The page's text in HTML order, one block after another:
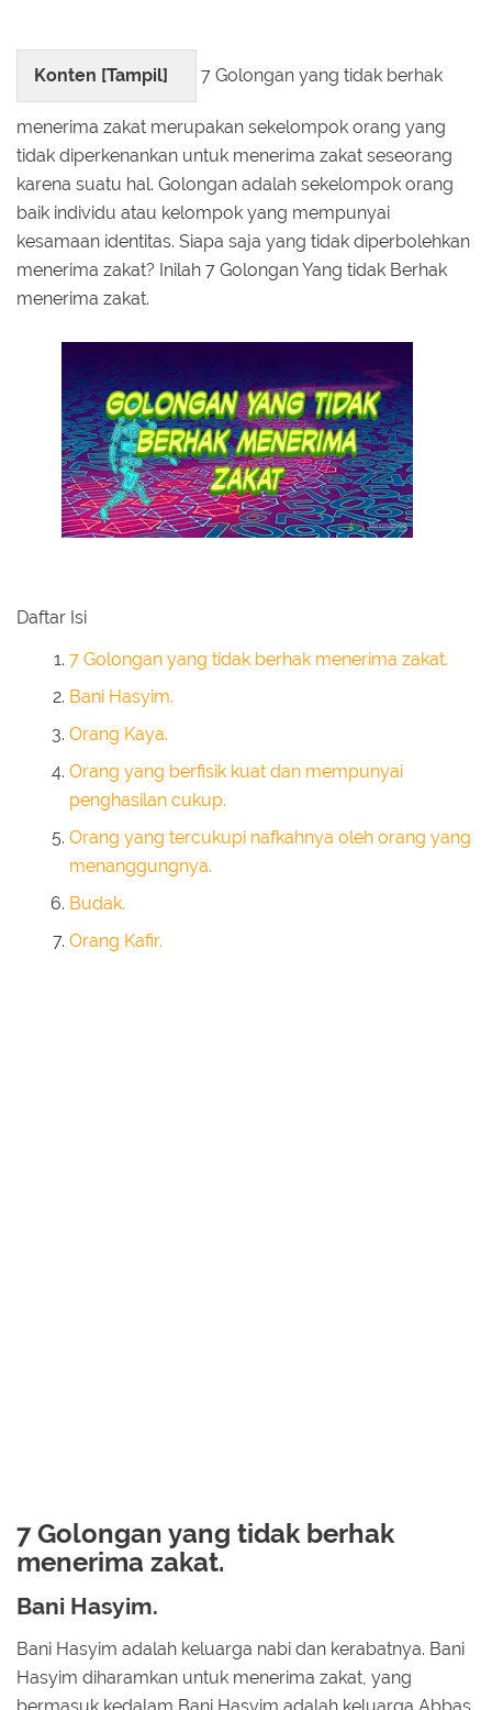
Konten [Tampil] 7 Golongan yang tidak berhak
menerima zakat merupakan sekelompok orang yang
tidak diperkenankan untuk menerima zakat seseorang
karena suatu hal. Golongan adalah sekelompok orang
baik individu atau kelompok yang mempunyai
kesamaan identitas. Siapa saja yang tidak diperbolehkan
menerima zakat? Inilah 7 Golongan Yang tidak Berhak
menerima zakat.
Daftar Isi
7 Golongan yang tidak berhak menerima zakat.
Bani Hasyim.
Orang Kaya.
Orang yang berfisik kuat dan mempunyai
penghasilan cukup.
Orang yang tercukupi nafkahnya oleh orang yang
menanggungnya.
Budak.
Orang Kafir.
7 Golongan yang tidak berhak
menerima zakat.
Bani Hasyim.
Bani Hasyim adalah keluarga nabi dan kerabatnya. Bani
Hasyim diharamkan untuk menerima zakat, yang
bermasuk kedalam Bani Hasyim adalah keluarga Abbas,